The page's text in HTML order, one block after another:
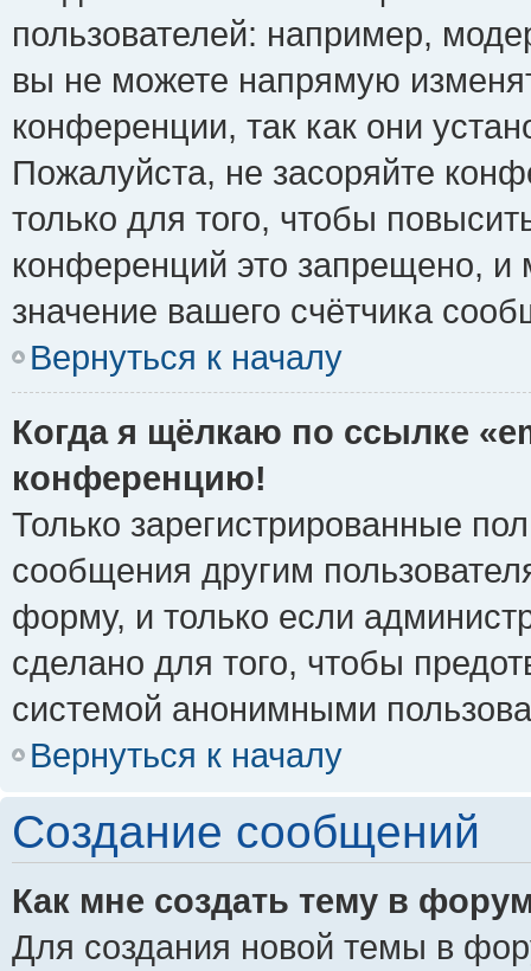
пользователей: например,
вы не можете напрямую
конференции, так как они
Пожалуйста, не засоряйте
только для того, чтобы
конференций это запрещено, и
значение вашего счётчика
Вернуться к началу
Когда я щёлкаю по ссылке
конференцию!
Только зарегистрированные
сообщения другим
форму, и только если
сделано для того, чтобы
системой анонимными
Вернуться к началу
Создание сообщений
Как мне создать тему в
Для создания новой темы в